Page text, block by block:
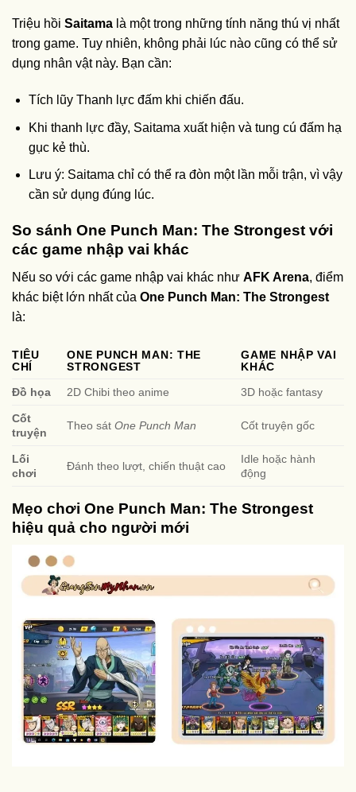
Triệu hồi Saitama là một trong những tính năng thú vị nhất
trong game. Tuy nhiên, không phải lúc nào cũng có thể sử
dụng nhân vật này. Bạn cần:
Tích lũy Thanh lực đấm khi chiến đấu.
Khi thanh lực đầy, Saitama xuất hiện và tung cú đấm hạ
gục kẻ thù.
Lưu ý: Saitama chỉ có thể ra đòn một lần mỗi trận, vì vậy
cần sử dụng đúng lúc.
So sánh One Punch Man: The Strongest với
các game nhập vai khác
Nếu so với các game nhập vai khác như AFK Arena, điểm
khác biệt lớn nhất của One Punch Man: The Strongest
là:
TIÊU
CHÍ
ONE PUNCH MAN: THE
STRONGEST
GAME NHẬP VAI
KHÁC
Đồ họa
2D Chibi theo anime 3D hoặc fantasy
Cốt
truyện
Theo sátOne Punch Man Cốt truyện gốc
Lối
chơi
Đánh theo lượt, chiến thuật cao
Idle hoặc hành
động
Mẹo chơi One Punch Man: The Strongest
hiệu quả cho người mới